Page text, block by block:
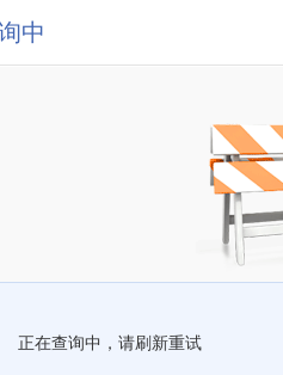
中
正在查询中，请刷新重试